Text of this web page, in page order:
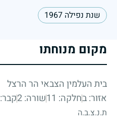
שנת נפילה 1967
מקום מנוחתו
בית העלמין הצבאי הר הרצל
אזור: בחלקה: 11 שורה: 2 קבר: 9
ת.נ.צ.ב.ה